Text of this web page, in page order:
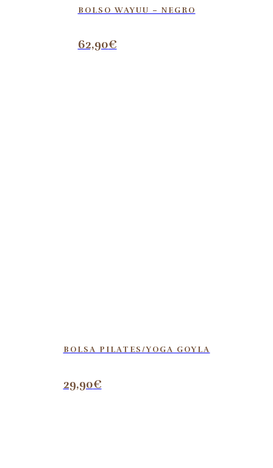
BOLSO WAYUU – NEGRO
62,90€
BOLSA PILATES/YOGA GOYLA
29,90€